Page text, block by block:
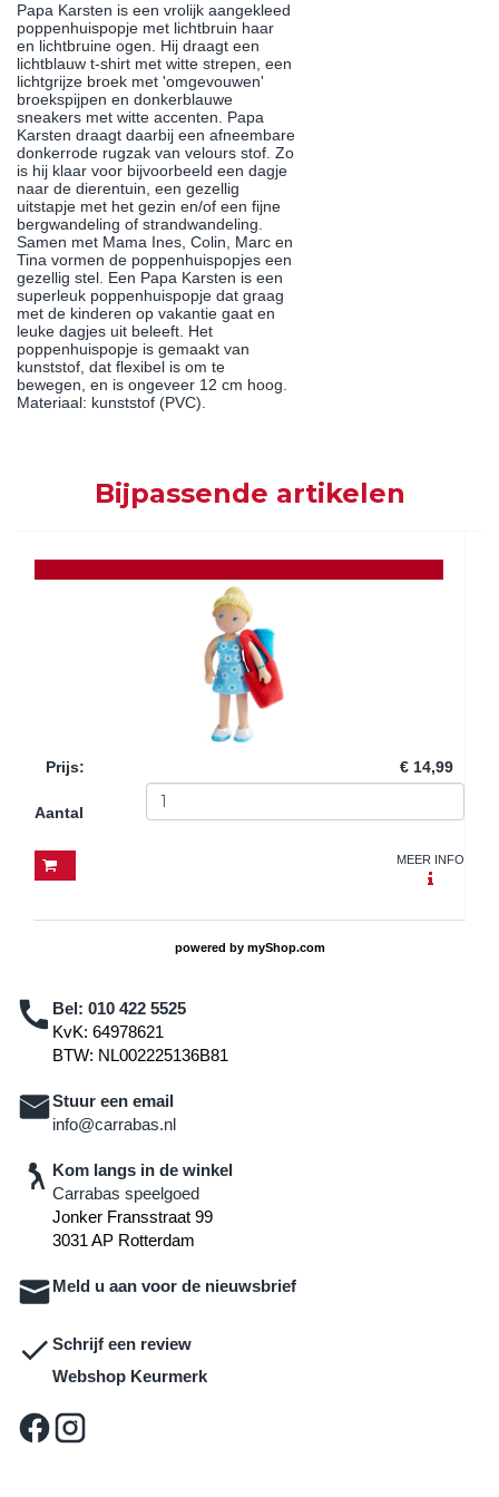
Papa Karsten is een vrolijk aangekleed
poppenhuispopje met lichtbruin haar
en lichtbruine ogen. Hij draagt een
lichtblauw t-shirt met witte strepen, een
lichtgrijze broek met 'omgevouwen'
broekspijpen en donkerblauwe
sneakers met witte accenten. Papa
Karsten draagt daarbij een afneembare
donkerrode rugzak van velours stof. Zo
is hij klaar voor bijvoorbeeld een dagje
naar de dierentuin, een gezellig
uitstapje met het gezin en/of een fijne
bergwandeling of strandwandeling.
Samen met Mama Ines, Colin, Marc en
Tina vormen de poppenhuispopjes een
gezellig stel. Een Papa Karsten is een
superleuk poppenhuispopje dat graag
met de kinderen op vakantie gaat en
leuke dagjes uit beleeft. Het
poppenhuispopje is gemaakt van
kunststof, dat flexibel is om te
bewegen, en is ongeveer 12 cm hoog.
Materiaal: kunststof (PVC).
Bijpassende artikelen
Prijs: € 14,99
Aantal
MEER INFO
powered by myShop.com
Bel: 010 422 5525
KvK: 64978621
BTW: NL002225136B81
Stuur een email
info@carrabas.nl
Kom langs in de winkel
Carrabas speelgoed
Jonker Fransstraat 99
3031 AP Rotterdam
Meld u aan voor de nieuwsbrief
Schrijf een review
Webshop Keurmerk